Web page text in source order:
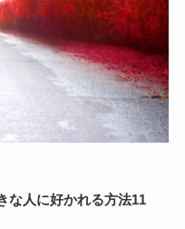
な人に好かれる方法11